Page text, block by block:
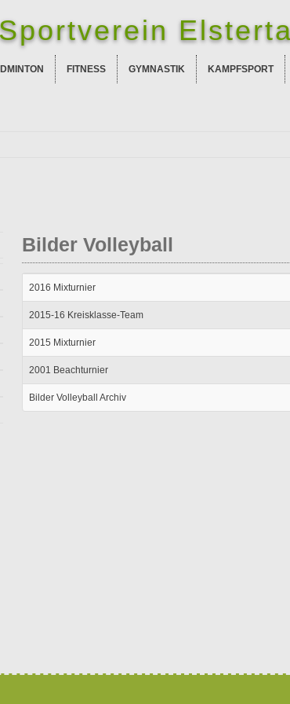
FITNESS GYMNASTIK KAMPFSPORT
Bilder Volleyball
2016 Mixturnier
2015-16 Kreisklasse-Team
2015 Mixturnier
2001 Beachturnier
Bilder Volleyball Archiv